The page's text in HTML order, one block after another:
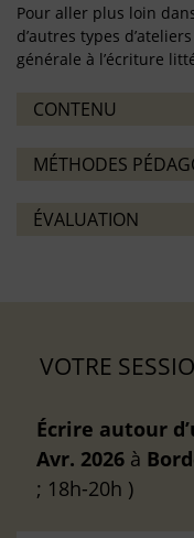
Pour aller plus loin
d’autres types
générale à l’écriture
CONTENU
MÉTHODES
ÉVALUATION
VOTRE
Écrire autour
Avr. 2026 à
; 18h-20h )